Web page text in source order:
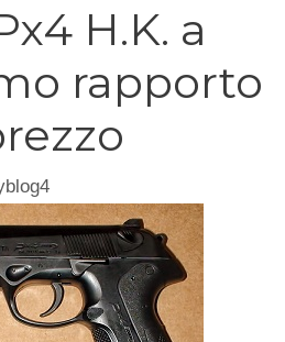
H.K. a
rapporto